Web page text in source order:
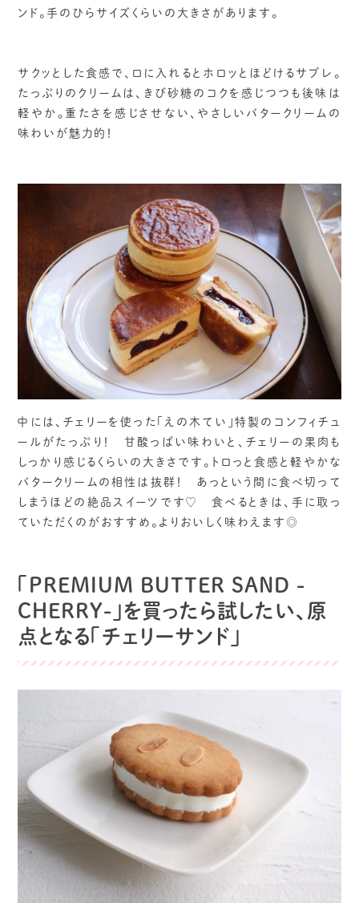
ンド。手のひらサイズくらいの大きさがあります。
サクッとした食感で、口に入れるとホロッとほどけるサブレ。
たっぷりのクリームは、きび砂糖のコクを感じつつも後味は
軽やか。重たさを感じさせない、やさしいバタークリームの
味わいが魅力的！
中には、チェリーを使った「えの木てい」特製のコンフィチュ
ールがたっぷり！ 甘酸っぱい味わいと、チェリーの果肉も
しっかり感じるくらいの大きさです。トロっと食感と軽やかな
バタークリームの相性は抜群！ あっという間に食べ切って
しまうほどの絶品スイーツです♡ 食べるときは、手に取っ
ていただくのがおすすめ。よりおいしく味わえます◎
「PREMIUM BUTTER SAND -
CHERRY-」を買ったら試したい、原
点となる「チェリーサンド」